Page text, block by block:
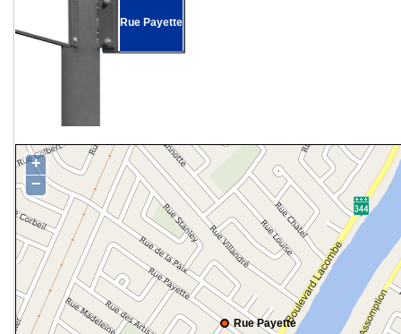
Rue Payette
Rue Payette
+
−